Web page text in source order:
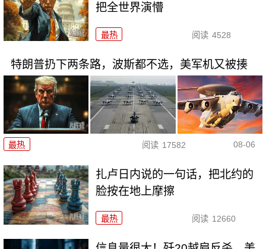
把全世界演懵
最热 阅读 4528
特朗普扔下两条路，波斯都不选，美军机又被揍
最热 阅读 17582 08-06
扎卢日内说的一句话，把北约的
脸按在地上摩擦
最热 阅读 12660